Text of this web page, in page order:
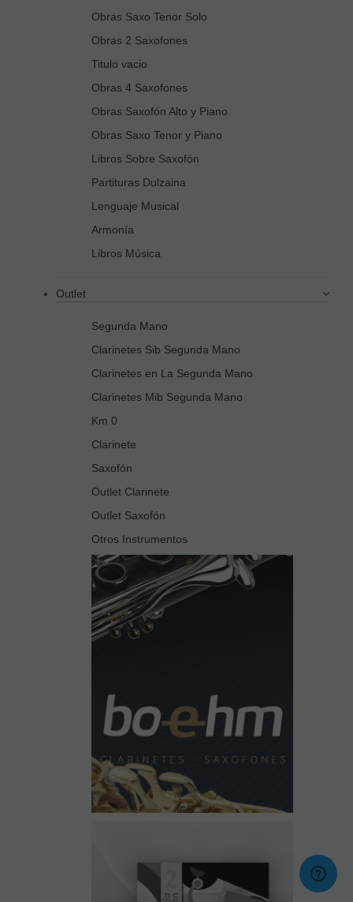
Obras Saxo Tenor Solo
Obras 2 Saxofones
Titulo vacio
Obras 4 Saxofones
Obras Saxofón Alto y Piano
Obras Saxo Tenor y Piano
Libros Sobre Saxofón
Partituras Dulzaina
Lenguaje Musical
Armonía
Libros Música
Outlet
Segunda Mano
Clarinetes Sib Segunda Mano
Clarinetes en La Segunda Mano
Clarinetes Mib Segunda Mano
Km 0
Clarinete
Saxofón
Outlet Clarinete
Outlet Saxofón
Otros Instrumentos